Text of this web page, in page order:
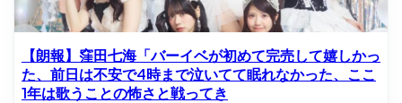
【朗報】窪田七海「バーイベが初めて完売して嬉しかっ
た、前日は不安で4時まで泣いてて眠れなかった、ここ
1年は歌うことの怖さと戦ってき